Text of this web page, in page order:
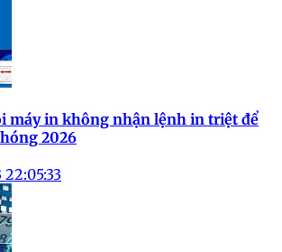
máy in không nhận lệnh in triệt để
2026